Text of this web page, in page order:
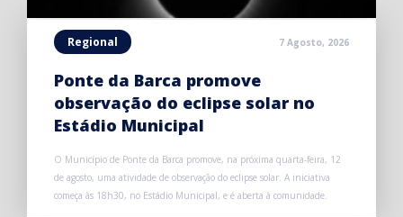
Regional 7 Agosto, 2026
Ponte da Barca promove
observação do eclipse solar no
Estádio Municipal
O Município de Ponte da Barca promove, na próxima quarta-feira, 12
de agosto, uma atividade de observação do eclipse solar. A iniciativa
começa às 18h30, no Estádio Municipal, e é aberta à comunidade.